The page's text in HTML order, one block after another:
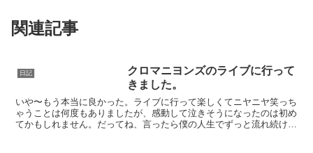
関連記事
日記
クロマニヨンズのライブに行って
きました。
いや〜もう本当に良かった。ライブに行って楽しくてニヤニヤ笑っち
ゃうことは何度もありましたが、感動して泣きそうになったのは初め
てかもしれません。だってね、言ったら僕の人生でずっと流れ続けて